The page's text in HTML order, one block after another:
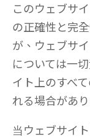
このウェブサ
の正確性と完
が、ウェブサ
については一
イト上のすべ
れる場合があ
当ウェブサイ